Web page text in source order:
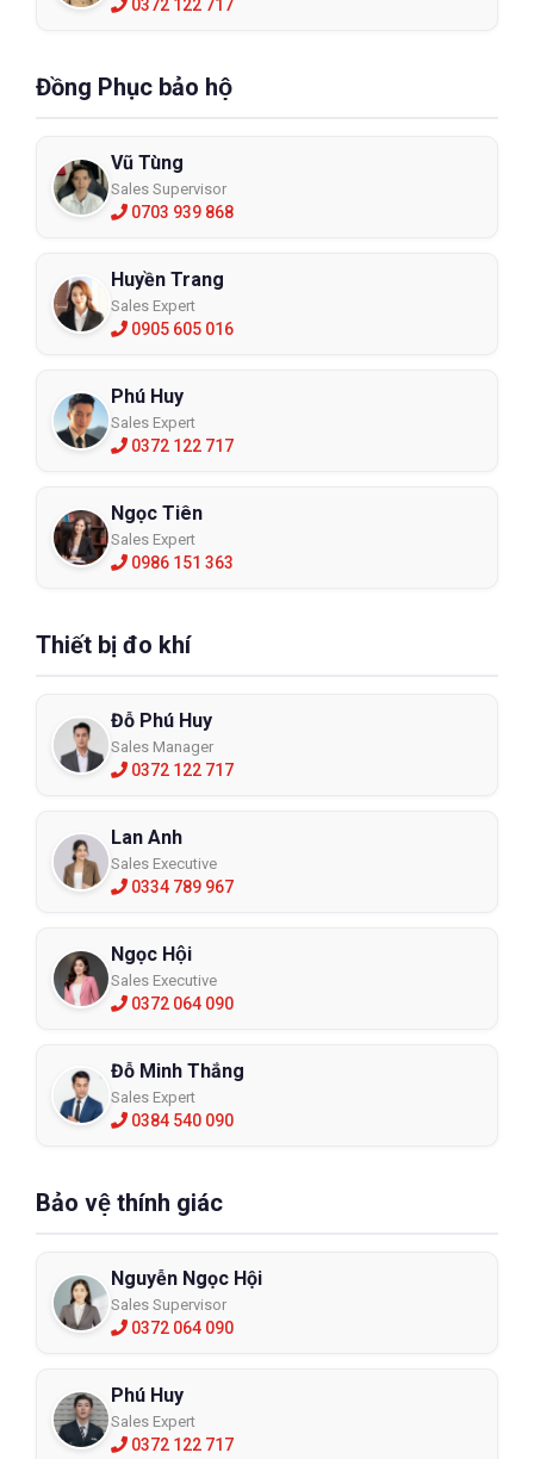
0372 122 717
Đồng Phục bảo hộ
Vũ Tùng
Sales Supervisor
0703 939 868
Huyền Trang
Sales Expert
0905 605 016
Phú Huy
Sales Expert
0372 122 717
Ngọc Tiên
Sales Expert
0986 151 363
Thiết bị đo khí
Đỗ Phú Huy
Sales Manager
0372 122 717
Lan Anh
Sales Executive
0334 789 967
Ngọc Hội
Sales Executive
0372 064 090
Đỗ Minh Thắng
Sales Expert
0384 540 090
Bảo vệ thính giác
Nguyễn Ngọc Hội
Sales Supervisor
0372 064 090
Phú Huy
Sales Expert
0372 122 717